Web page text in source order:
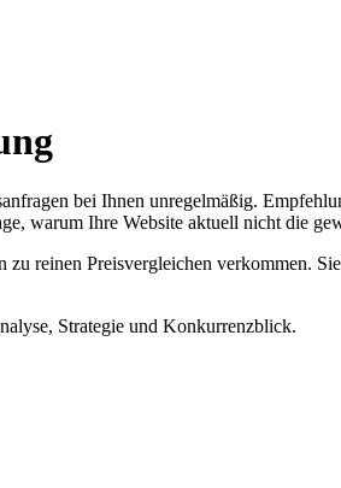
bei Ihnen unregelmäßig.
warum Ihre Website aktuell nicht die
reinen Preisvergleichen verkommen.
Strategie und Konkurrenzblick.